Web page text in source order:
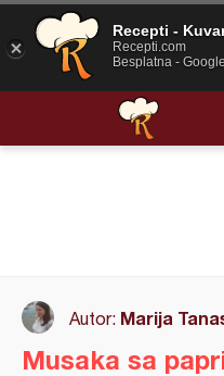
Autor: Marija
Musaka sa
Recepti -
Recepti.com
Besplatna -